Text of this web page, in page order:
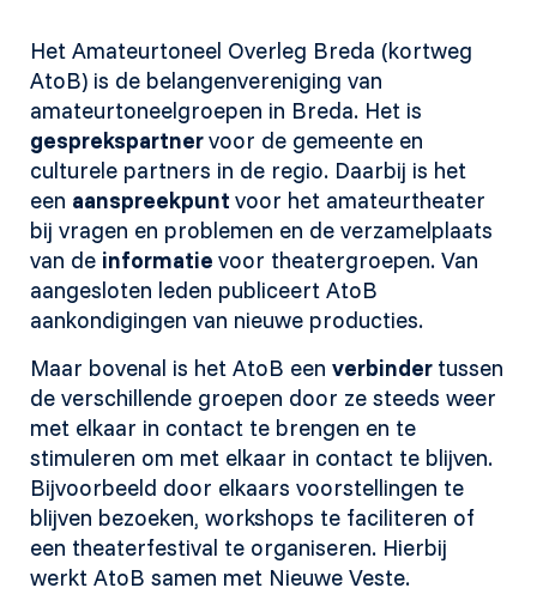
Het Amateurtoneel Overleg Breda (kortweg
AtoB) is de belangenvereniging van
amateurtoneelgroepen in Breda. Het is
gesprekspartnervoor de gemeente en
culturele partners in de regio. Daarbij is het
een aanspreekpunt voor het amateurtheater
bij vragen en problemen en de verzamelplaats
van de informatie voor theatergroepen. Van
aangesloten leden publiceert AtoB
aankondigingen van nieuwe producties.
Maar bovenal is het AtoB een verbinder tussen
de verschillende groepen door ze steeds weer
met elkaar in contact te brengen en te
stimuleren om met elkaar in contact te blijven.
Bijvoorbeeld door elkaars voorstellingen te
blijven bezoeken, workshops te faciliteren of
een theaterfestival te organiseren. Hierbij
werkt AtoB samen met Nieuwe Veste.